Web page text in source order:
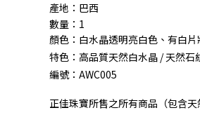
產地：巴西
數量：1
顏色：白水晶透明亮白色、有白
特色：高品質天然白水晶 / 天然
編號：AWC005
正佳珠寶所售之所有商品（包含